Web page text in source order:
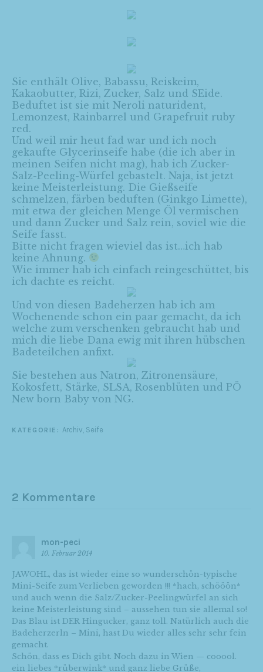
Sie enthält Olive, Babassu, Reiskeim,
Kakaobutter, Rizi, Zucker, Salz und SEide.
Beduftet ist sie mit Neroli naturident,
Lemonzest, Rainbarrel und Grapefruit ruby
red.
Und weil mir heut fad war und ich noch
gekaufte Glycerinseife habe (die ich aber in
meinen Seifen nicht mag), hab ich Zucker-
Salz-Peeling-Würfel gebastelt. Naja, ist jetzt
keine Meisterleistung. Die Gießseife
schmelzen, färben beduften (Ginkgo Limette),
mit etwa der gleichen Menge Öl vermischen
und dann Zucker und Salz rein, soviel wie die
Seife fasst.
Bitte nicht fragen wieviel das ist…ich hab
keine Ahnung.
Wie immer hab ich einfach reingeschüttet, bis
ich dachte es reicht.
Und von diesen Badeherzen hab ich am
Wochenende schon ein paar gemacht, da ich
welche zum verschenken gebraucht hab und
mich die liebe Dana ewig mit ihren hübschen
Badeteilchen anfixt.
Sie bestehen aus Natron, Zitronensäure,
Kokosfett, Stärke, SLSA, Rosenblüten und PÖ
New born Baby von NG.
KATEGORIE: Archiv Seife
2 Kommentare
mon-peci
10. Februar 2014
JAWOHL, das ist wieder eine so wunderschön-typische
Mini-Seife zum Verlieben geworden !!! *hach, schööön*
und auch wenn die Salz/Zucker-Peelingwürfel an sich
keine Meisterleistung sind – aussehen tun sie allemal so!
Das Blau ist DER Hingucker, ganz toll. Natürlich auch die
Badeherzerln – Mini, hast Du wieder alles sehr sehr fein
gemacht.
Schön, dass es Dich gibt. Noch dazu in Wien — cooool.
ein liebes *rüberwink* und ganz liebe Grüße,